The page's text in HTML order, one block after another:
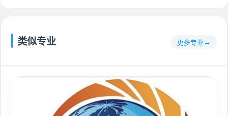
类似专业 更多专业